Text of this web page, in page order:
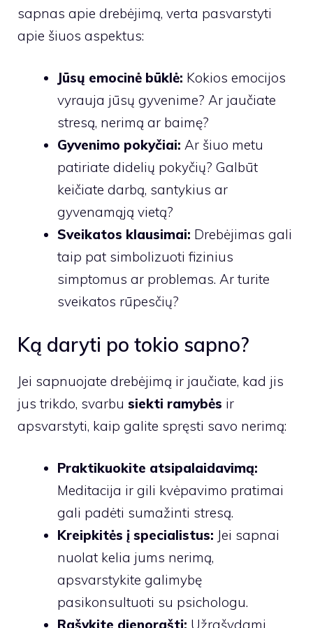
sapnas apie drebėjimą, verta pasvarstyti
apie šiuos aspektus:
Jūsų emocinė būklė: Kokios emocijos
vyrauja jūsų gyvenime? Ar jaučiate
stresą, nerimą ar baimę?
Gyvenimo pokyčiai: Ar šiuo metu
patiriate didelių pokyčių? Galbūt
keičiate darbą, santykius ar
gyvenamąją vietą?
Sveikatos klausimai: Drebėjimas gali
taip pat simbolizuoti fizinius
simptomus ar problemas. Ar turite
sveikatos rūpesčių?
Ką daryti po tokio sapno?
Jei sapnuojate drebėjimą ir jaučiate, kad jis
jus trikdo, svarbu siekti ramybės ir
apsvarstyti, kaip galite spręsti savo nerimą:
Praktikuokite atsipalaidavimą:
Meditacija ir gili kvėpavimo pratimai
gali padėti sumažinti stresą.
Kreipkitės į specialistus: Jei sapnai
nuolat kelia jums nerimą,
apsvarstykite galimybę
pasikonsultuoti su psichologu.
Rašykite dienoraštį: Užrašydami